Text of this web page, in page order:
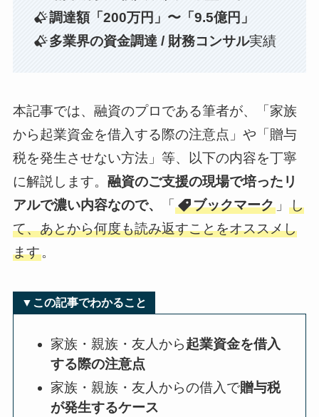
調達額「200万円」〜「9.5億円」
多業界の資金調達 / 財務コンサル実績
本記事では、融資のプロである筆者が、「家族
から起業資金を借入する際の注意点」や「贈与
税を発生させない方法」等、以下の内容を丁寧
に解説します。 融資のご支援の現場で培ったリ
アルで濃い内容なので、
「 ブックマーク」 し
て、あとから何度も読み返すことをオススメし
ます。
▼この記事でわかること
家族・親族・友人から起業資金を借入
する際の注意点
家族・親族・友人からの借入で贈与税
が発生するケース